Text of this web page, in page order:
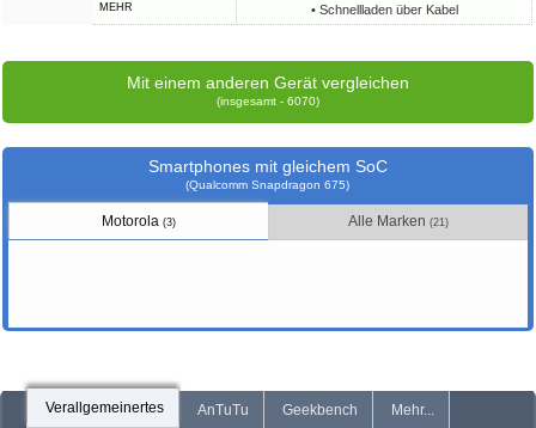
MEHR • Schnellladen über Kabel
Mit einem anderen Gerät vergleichen
(insgesamt - 6070)
Smartphones mit gleichem SoC
(Qualcomm Snapdragon 675)
Motorola (3) Alle Marken (21)
Verallgemeinertes AnTuTu Geekbench Mehr...